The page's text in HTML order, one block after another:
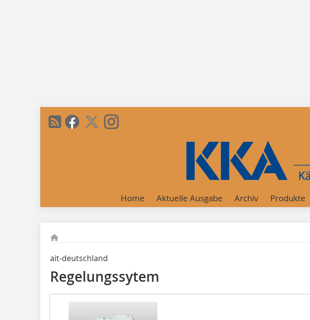
Home Aktuelle Ausgabe Archiv Produkte
ait-deutschland
Regelungssytem